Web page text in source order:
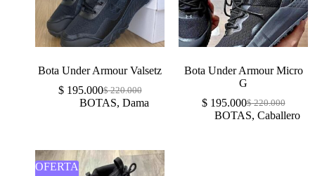
Bota Under Armour Valsetz
$220.000
$195.000
BOTAS, Dama
Bota Under Armour Micro
G
$220.000
$195.000
BOTAS, Caballero
OFERTA